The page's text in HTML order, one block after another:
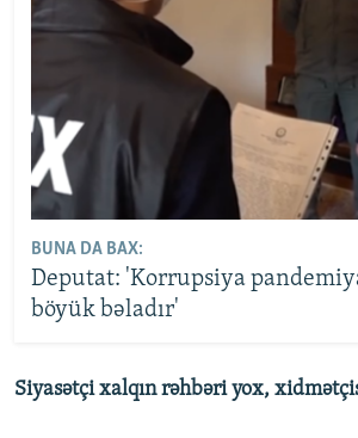
BUNA DA BAX:
Deputat: 'Korrupsiya
böyük bəladır'
Siyasətçi xalqın rəhbəri yox,